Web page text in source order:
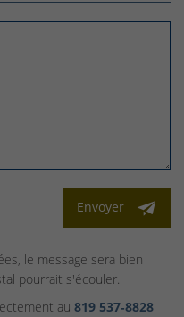
Envoyer
le message sera bien
pourrait s'écouler.
au 819 537‑8828